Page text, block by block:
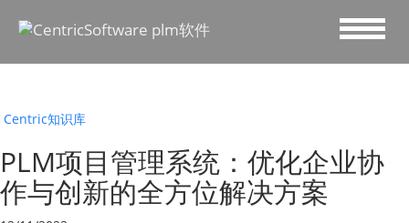
Centric知识库
PLM项目管理系统：优化企业协
作与创新的全方位解决方案